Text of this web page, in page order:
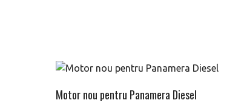
Motor nou pentru Panamera Diesel